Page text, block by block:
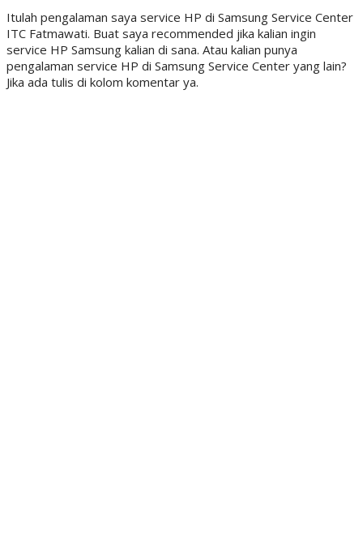
Itulah pengalaman saya service HP di Samsung Service Center
ITC Fatmawati. Buat saya recommended jika kalian ingin
service HP Samsung kalian di sana. Atau kalian punya
pengalaman service HP di Samsung Service Center yang lain?
Jika ada tulis di kolom komentar ya.